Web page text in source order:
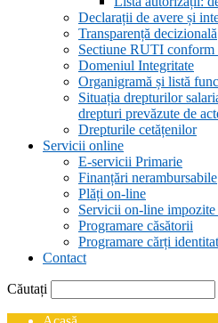
Declarații de avere și
Transparență decizională
Sectiune RUTI conform
Domeniul Integritate
Organigramă și listă
Situația drepturilor
drepturi prevăzute de
Drepturile cetățenilor
Servicii online
E-servicii Primarie
Finanțări nerambursabile
Plăți on-line
Servicii on-line impozite
Programare căsătorii
Programare cărți
Contact
Căutați